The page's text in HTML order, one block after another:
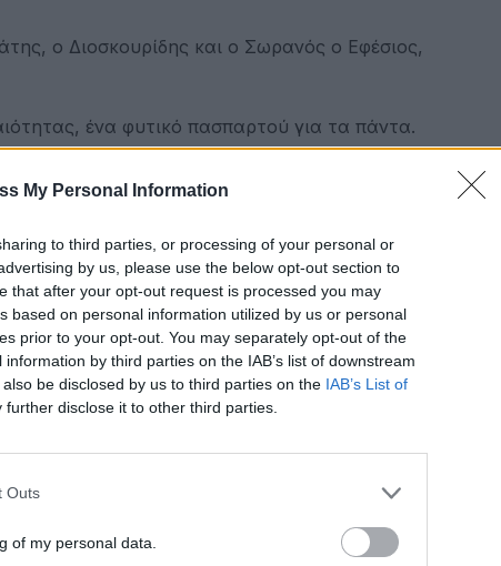
My Personal Information
to third parties, or processing of your personal or
by us, please use the below opt-out section to
that after your opt-out request is processed you may
based on personal information utilized by us or personal
prior to your opt-out. You may separately opt-out of the
by third parties on the IAB’s list of downstream
be disclosed by us to third parties on the IAB’s List of
further disclose it to other third parties.
Outs
of my personal data.
ο Διοσκουρίδης και ο Σωρανός ο Εφέσιος,
ένα φυτικό πασπαρτού για τα πάντα.
να φτάσει να αξίζει το βάρος του σε ασήμι.
ακτές της Βόρειας Αφρικής (σημερινή Λιβύη),
μαστίχα της Χίου.
κόσμος. Το απαθανάτιζαν σε νομίσματα
Μόνο που κανείς τους δεν κατάλαβε πως η
το τέλος του.
του, αφήνοντάς το στο
βοτανολόγους.